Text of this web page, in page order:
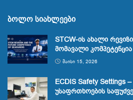
ბოლო სიახლეები
STCW-ის ახალი
მომავალი კომპეტენცია
ᲛᲐᲘᲡᲘ 15, 2026
ECDIS Safety Settings –
უსაფრთხოების